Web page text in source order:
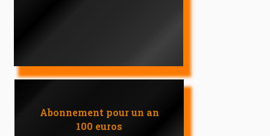
Abonnement pour un an
100 euros